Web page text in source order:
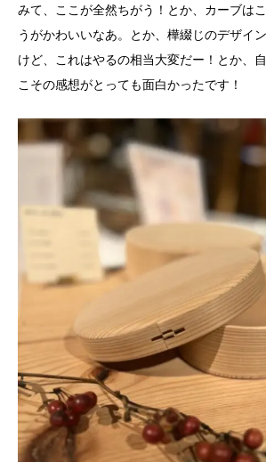
みて、ここが全然ちがう！とか、カーブは
うがかわいいなあ。とか、樺綴じのデザイ
けど、これはやるの相当大変だー！とか、
こその感想がとっても面白かったです！